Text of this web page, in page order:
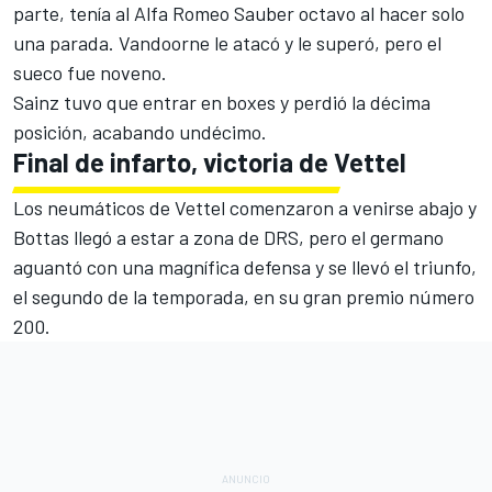
parte, tenía al Alfa Romeo Sauber octavo al hacer solo
una parada. Vandoorne le atacó y le superó, pero el
sueco fue noveno.
Sainz tuvo que entrar en boxes y perdió la décima
posición, acabando undécimo.
Final de infarto, victoria de Vettel
Los neumáticos de Vettel comenzaron a venirse abajo y
Bottas llegó a estar a zona de DRS, pero el germano
aguantó con una magnífica defensa y se llevó el triunfo,
el segundo de la temporada, en su gran premio número
200.